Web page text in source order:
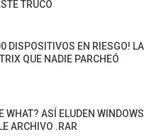
TRUCO
DISPOSITIVOS EN RIESGO! LA
QUE NADIE PARCHEÓ
WHAT? ASÍ ELUDEN WINDOWS
ARCHIVO .RAR